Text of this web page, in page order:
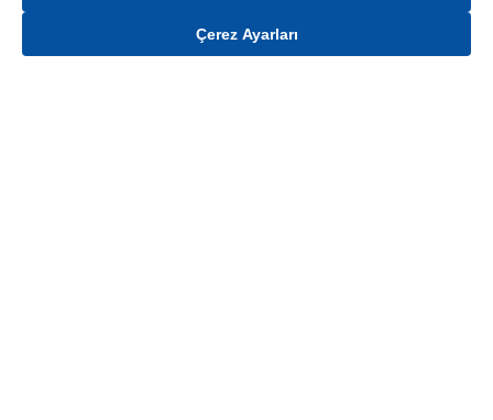
Gelince Haber Ver
Çerez Ayarları